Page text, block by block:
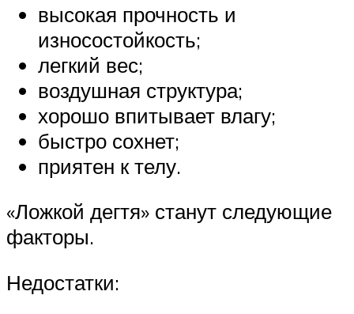
высокая прочность и
износостойкость;
легкий вес;
воздушная структура;
хорошо впитывает влагу;
быстро сохнет;
приятен к телу.
«Ложкой дегтя» станут следующие
факторы.
Недостатки: